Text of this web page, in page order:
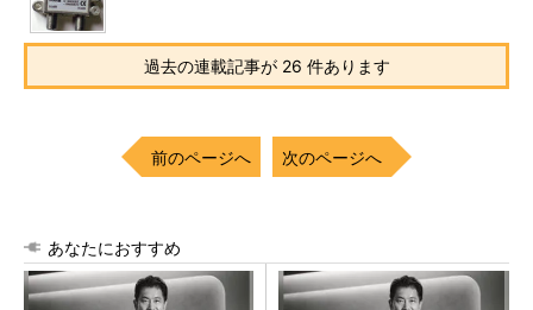
過去の連載記事が 26 件あります
前のページへ 次のページへ
あなたにおすすめ